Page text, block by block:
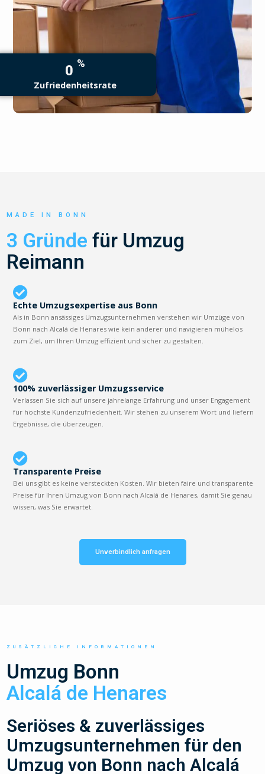
0 %
Zufriedenheitsrate
MADE IN BONN
3 Gründe für Umzug
Reimann
Echte Umzugsexpertise aus Bonn
Als in Bonn ansässiges Umzugsunternehmen verstehen wir Umzüge von
Bonn nach Alcalá de Henares wie kein anderer und navigieren mühelos
zum Ziel, um Ihren Umzug effizient und sicher zu gestalten.
100% zuverlässiger Umzugsservice
Verlassen Sie sich auf unsere jahrelange Erfahrung und unser Engagement
für höchste Kundenzufriedenheit. Wir stehen zu unserem Wort und liefern
Ergebnisse, die überzeugen.
Transparente Preise
Bei uns gibt es keine versteckten Kosten. Wir bieten faire und transparente
Preise für Ihren Umzug von Bonn nach Alcalá de Henares, damit Sie genau
wissen, was Sie erwartet.
Unverbindlich anfragen
ZUSÄTZLICHE INFORMATIONEN
Umzug Bonn
Alcalá de Henares
Seriöses & zuverlässiges
Umzugsunternehmen für den
Umzug von Bonn nach Alcalá